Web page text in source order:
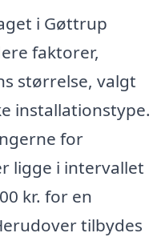
i Gøttrup
faktorer,
størrelse, valgt
installationstype.
for
ligge i intervallet
kr. for en
tilbydes